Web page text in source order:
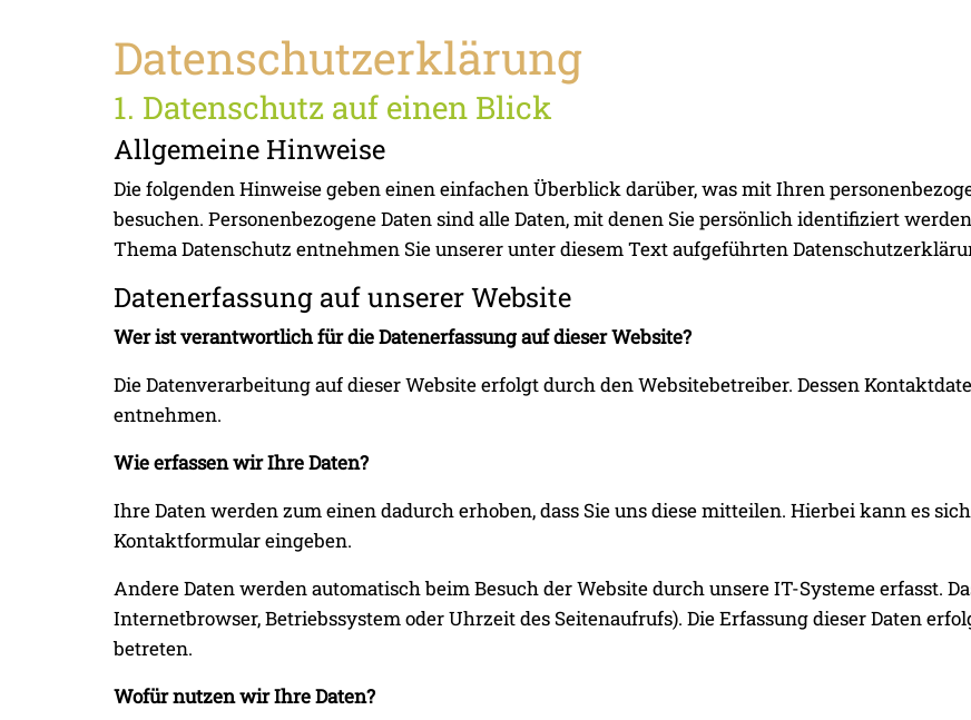
Datenschutzerklärung
1. Datenschutz auf einen Blick
Allgemeine Hinweise
Die folgenden Hinweise geben einen einfachen Überblick darüber, was mit Ihren
besuchen. Personenbezogene Daten sind alle Daten, mit denen Sie persönlich identifiziert
Thema Datenschutz entnehmen Sie unserer unter diesem Text aufgeführten
Datenerfassung auf unserer Website
Wer ist verantwortlich für die Datenerfassung auf dieser Website?
Die Datenverarbeitung auf dieser Website erfolgt durch den Websitebetreiber. Dessen
entnehmen.
Wie erfassen wir Ihre Daten?
Ihre Daten werden zum einen dadurch erhoben, dass Sie uns diese mitteilen. Hierbei kann es
Kontaktformular eingeben.
Andere Daten werden automatisch beim Besuch der Website durch unsere IT-Systeme erfasst.
Internetbrowser, Betriebssystem oder Uhrzeit des Seitenaufrufs). Die Erfassung dieser Daten
betreten.
Wofür nutzen wir Ihre Daten?